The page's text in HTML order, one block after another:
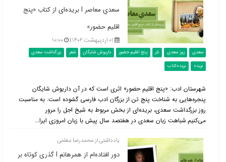
سعدیِ معاصر l بریده‌ای از کتاب «پنج
اقلیم حضور»
۰۱ اردیبهشت ۱۴۰۲ | ۱۰:۰۰
سعدی روز سعدی نثر پنج اقلیم حضور داریوش شایگان شعر
بزرگداشت سعدی
بریده
بریده‌کتاب
شهرستان ادب: «پنج اقلیم حضور» اثری است که در آن داریوش شایگان
پنجره‌هایی به شناخت پنج تن از بزرگان ادب فارسی گشوده است. به مناسبت
روز بزرگداشت سعدی، بریده‌ای از بخش مربوط به شیخ اجل را مرور
می‌کنیم.شباهت زبان سعدی در هفتصد سال پیش با زبان امروزی ایرا...
یادداشتی از محمدرضا معلمی
دور افتاده‌ام از همرهانم l گذری کوتاه بر